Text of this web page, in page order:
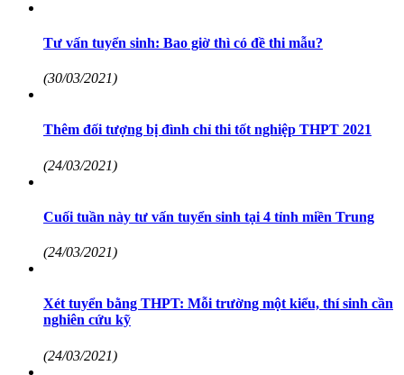
Tư vấn tuyển sinh: Bao giờ thì có đề thi mẫu?
(30/03/2021)
Thêm đối tượng bị đình chỉ thi tốt nghiệp THPT 2021
(24/03/2021)
Cuối tuần này tư vấn tuyển sinh tại 4 tỉnh miền Trung
(24/03/2021)
Xét tuyển bằng THPT: Mỗi trường một kiểu, thí sinh cần
nghiên cứu kỹ
(24/03/2021)